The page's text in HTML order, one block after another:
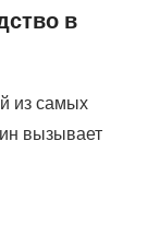
в
из самых
вызывает